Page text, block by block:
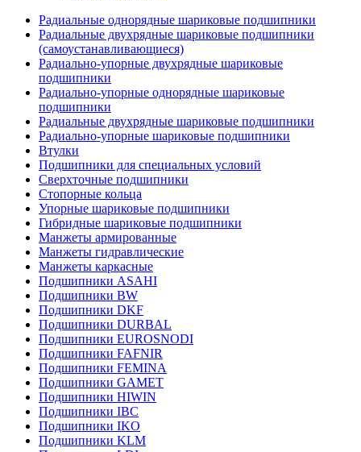
Радиальные однорядные шариковые подшипники
Радиальные двухрядные шариковые подшипники
(самоустанавливающиеся)
Радиально-упорные двухрядные шариковые
подшипники
Радиально-упорные однорядные шариковые
подшипники
Радиальные двухрядные шариковые подшипники
Радиально-упорные шариковые подшипники
Втулки
Подшипники для специальных условий
Сверхточные подшипники
Стопорные кольца
Упорные шариковые подшипники
Гибридные шариковые подшипники
Манжеты армированные
Манжеты гидравлические
Манжеты каркасные
Подшипники ASAHI
Подшипники BW
Подшипники DKF
Подшипники DURBAL
Подшипники EUROSNODI
Подшипники FAFNIR
Подшипники FEMINA
Подшипники GAMET
Подшипники HIWIN
Подшипники IBC
Подшипники IKO
Подшипники KLM